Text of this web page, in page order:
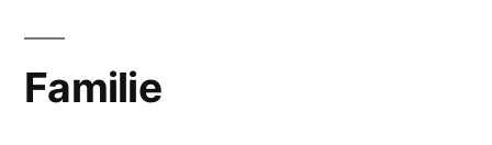
Familie